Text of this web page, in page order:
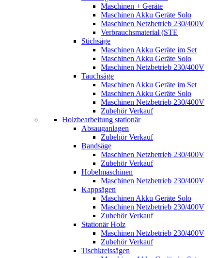
Maschinen + Geräte
Maschinen Akku Geräte Solo
Maschinen Netzbetrieb 230/400V
Verbrauchsmaterial (STE
Stichsäge
Maschinen Akku Geräte im Set
Maschinen Akku Geräte Solo
Maschinen Netzbetrieb 230/400V
Tauchsäge
Maschinen Akku Geräte im Set
Maschinen Akku Geräte Solo
Maschinen Netzbetrieb 230/400V
Zubehör Verkauf
Holzbearbeitung stationär
Absauganlagen
Zubehör Verkauf
Bandsäge
Maschinen Netzbetrieb 230/400V
Zubehör Verkauf
Hobelmaschinen
Maschinen Netzbetrieb 230/400V
Kappsägen
Maschinen Akku Geräte Solo
Maschinen Netzbetrieb 230/400V
Zubehör Verkauf
Stationär Holz
Maschinen Netzbetrieb 230/400V
Zubehör Verkauf
Tischkreissägen